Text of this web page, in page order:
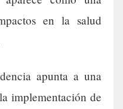
en la salud
apunta a una
implementación de